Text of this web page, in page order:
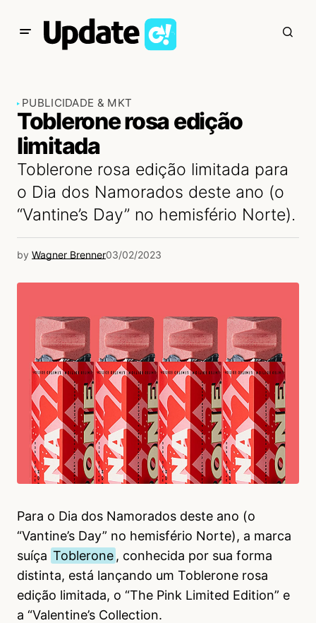
PUBLICIDADE & MKT
Toblerone rosa edição
limitada
Toblerone rosa edição limitada para
o Dia dos Namorados deste ano (o
“Vantine’s Day” no hemisfério Norte).
by Wagner Brenner03/02/2023
Para o Dia dos Namorados deste ano (o
“Vantine’s Day” no hemisfério Norte), a marca
suíça Toblerone , conhecida por sua forma
distinta, está lançando um Toblerone rosa
edição limitada, o “The Pink Limited Edition” e
a “Valentine’s Collection.